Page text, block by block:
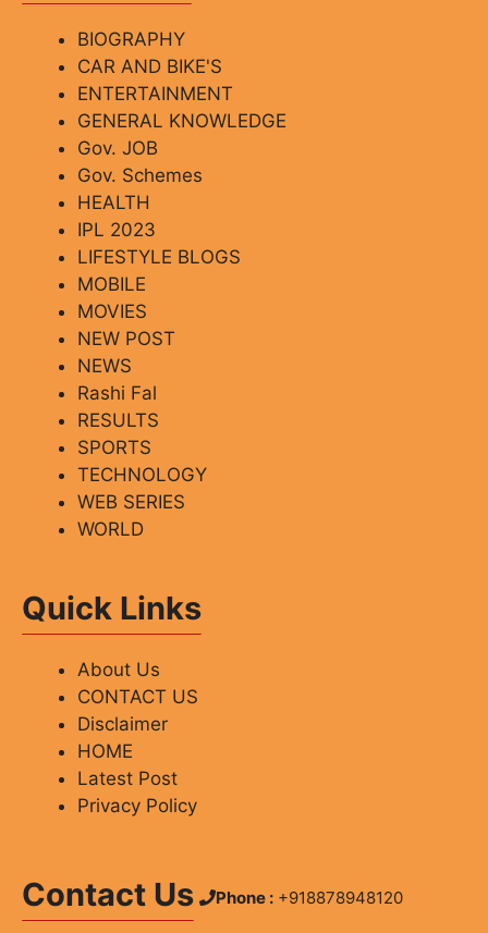
BIOGRAPHY
CAR AND BIKE'S
ENTERTAINMENT
GENERAL KNOWLEDGE
Gov. JOB
Gov. Schemes
HEALTH
IPL 2023
LIFESTYLE BLOGS
MOBILE
MOVIES
NEW POST
NEWS
Rashi Fal
RESULTS
SPORTS
TECHNOLOGY
WEB SERIES
WORLD
Quick Links
About Us
CONTACT US
Disclaimer
HOME
Latest Post
Privacy Policy
Contact Us Phone : +918878948120